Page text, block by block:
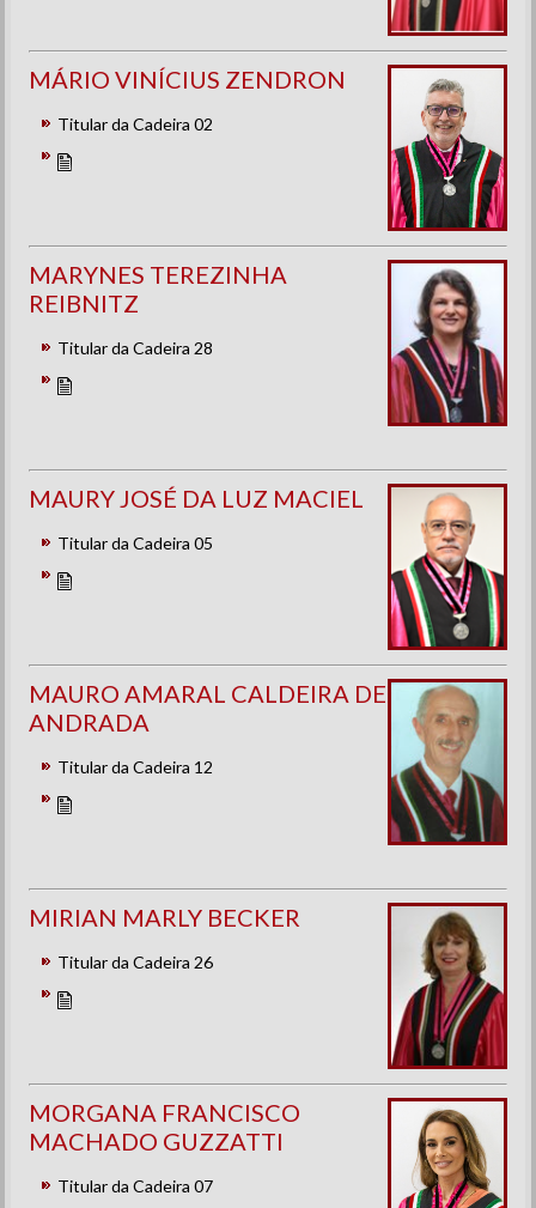
MÁRIO VINÍCIUS ZENDRON
Titular da Cadeira 02
MARYNES TEREZINHA
REIBNITZ
Titular da Cadeira 28
MAURY JOSÉ DA LUZ MACIEL
Titular da Cadeira 05
MAURO AMARAL CALDEIRA DE
ANDRADA
Titular da Cadeira 12
MIRIAN MARLY BECKER
Titular da Cadeira 26
MORGANA FRANCISCO
MACHADO GUZZATTI
Titular da Cadeira 07